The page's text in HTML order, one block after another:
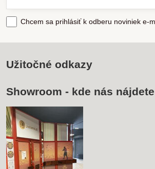
Chcem sa prihlásiť k odberu noviniek e-
Užitočné odkazy
Showroom - kde nás nájdete